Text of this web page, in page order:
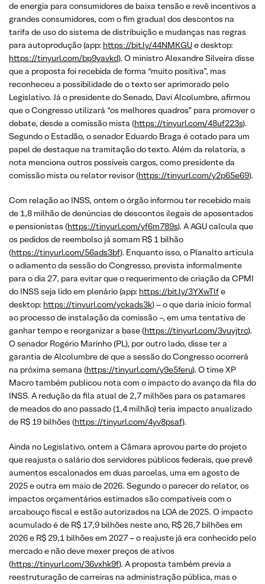
de energia para consumidores de baixa tensão e revê incentivos a
grandes consumidores, com o fim gradual dos descontos na
tarifa de uso do sistema de distribuição e mudanças nas regras
para autoprodução (app: https://bit.ly/44NMKGUe desktop:
https://tinyurl.com/bp9yavkd). O ministro Alexandre Silveira disse
que a proposta foi recebida de forma “muito positiva”, mas
reconheceu a possibilidade de o texto ser aprimorado pelo
Legislativo. Já o presidente do Senado, Davi Alcolumbre, afirmou
que o Congresso utilizará “os melhores quadros” para promover o
debate, desde a comissão mista (https://tinyurl.com/48uf223s).
Segundo o Estadão, o senador Eduardo Braga é cotado para um
papel de destaque na tramitação do texto. Além da relatoria, a
nota menciona outros possíveis cargos, como presidente da
comissão mista ou relator revisor (https://tinyurl.com/y2p65e69).
Com relação ao INSS, ontem o órgão informou ter recebido mais
de 1,8 milhão de denúncias de descontos ilegais de aposentados
e pensionistas (https://tinyurl.com/yf6m789s). A AGU calcula que
os pedidos de reembolso já somam R$ 1 bilhão
(https://tinyurl.com/56ads3bf). Enquanto isso, o Planalto articula
o adiamento da sessão do Congresso, prevista informalmente
para o dia 27, para evitar que o requerimento de criação da CPMI
do INSS seja lido em plenário (app: https://bit.ly/3YXwTlfe
desktop: https://tinyurl.com/yckads3k) – o que daria início formal
ao processo de instalação da comissão –, em uma tentativa de
ganhar tempo e reorganizar a base (https://tinyurl.com/3vuyjtrc).
O senador Rogério Marinho (PL), por outro lado, disse ter a
garantia de Alcolumbre de que a sessão do Congresso ocorrerá
na próxima semana (https://tinyurl.com/y9e5feru). O time XP
Macro também publicou nota com o impacto do avanço da fila do
INSS. A redução da fila atual de 2,7 milhões para os patamares
de meados do ano passado (1,4 milhão) teria impacto anualizado
de R$ 19 bilhões (https://tinyurl.com/4yv8psaf).
Ainda no Legislativo, ontem a Câmara aprovou parte do projeto
que reajusta o salário dos servidores públicos federais, que prevê
aumentos escalonados em duas parcelas, uma em agosto de
2025 e outra em maio de 2026. Segundo o parecer do relator, os
impactos orçamentários estimados são compatíveis com o
arcabouço fiscal e estão autorizados na LOA de 2025. O impacto
acumulado é de R$ 17,9 bilhões neste ano, R$ 26,7 bilhões em
2026 e R$ 29,1 bilhões em 2027 – o reajuste já era conhecido pelo
mercado e não deve mexer preços de ativos
(https://tinyurl.com/36vxhk9f). A proposta também previa a
reestruturação de carreiras na administração pública, mas o